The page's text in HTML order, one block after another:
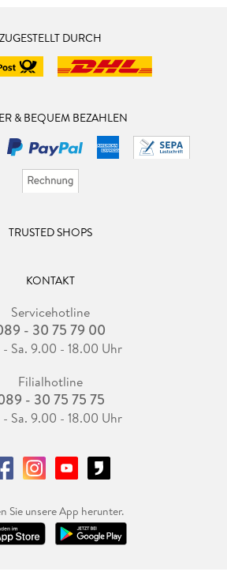
ZUGESTELLT DURCH
& BEQUEM BEZAHLEN
TRUSTED SHOPS
KONTAKT
Servicehotline
- 30 75 79 00
- Sa. 9.00 - 18.00 Uhr
Filialhotline
- 30 75 75 75
- Sa. 9.00 - 18.00 Uhr
Sie unsere App herunter.